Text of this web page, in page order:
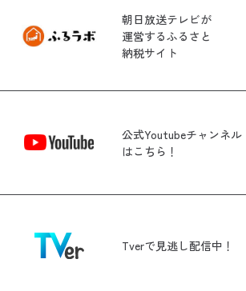
朝日放送テレビが
運営するふるさと
納税サイト
公式Youtubeチャンネル
はこちら！
Tverで見逃し配信中！